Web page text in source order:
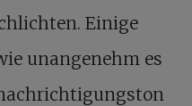
Einige
unangenehm es